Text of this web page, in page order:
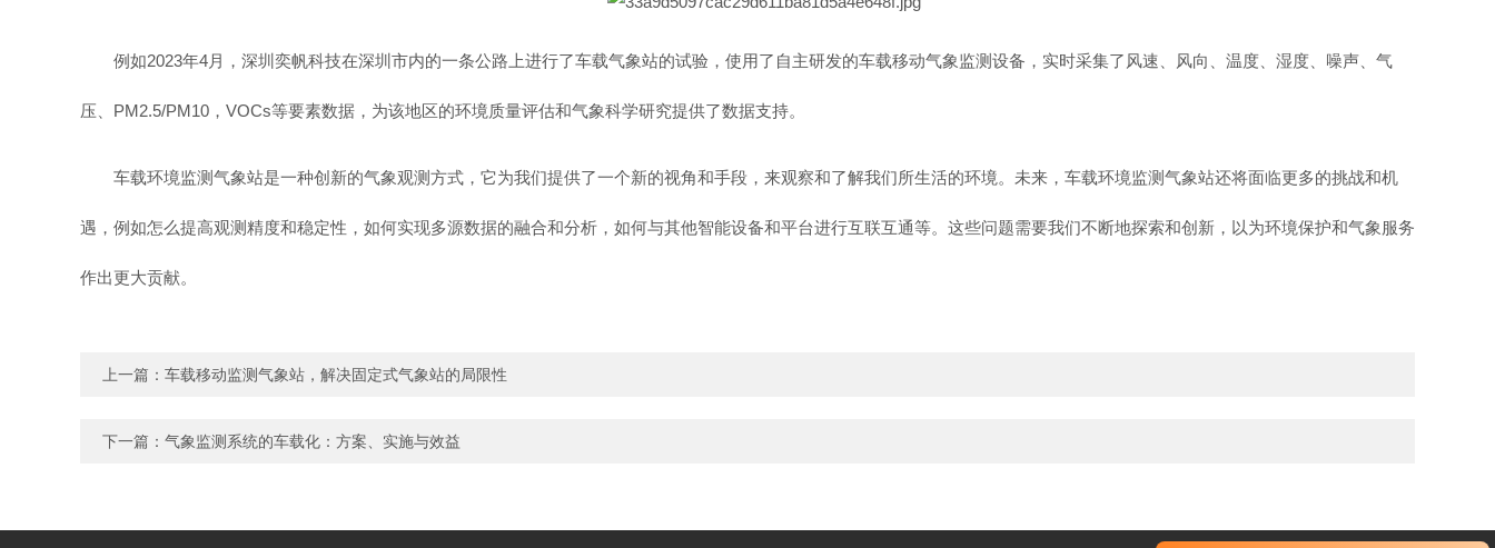
例如2023年4月，深圳奕帆科技在深圳市内的一条公路上进行了车载气象站的试验，使用了自主研发的车载移动气象监测设备，实时采集了风速、风向、温度、湿度、噪声、气
压、PM2.5/PM10，VOCs等要素数据，为该地区的环境质量评估和气象科学研究提供了数据支持。
车载环境监测气象站是一种创新的气象观测方式，它为我们提供了一个新的视角和手段，来观察和了解我们所生活的环境。未来，车载环境监测气象站还将面临更多的挑战和机
遇，例如怎么提高观测精度和稳定性，如何实现多源数据的融合和分析，如何与其他智能设备和平台进行互联互通等。这些问题需要我们不断地探索和创新，以为环境保护和气象服务
作出更大贡献。
上一篇： 车载移动监测气象站，解决固定式气象站的局限性
下一篇： 气象监测系统的车载化：方案、实施与效益